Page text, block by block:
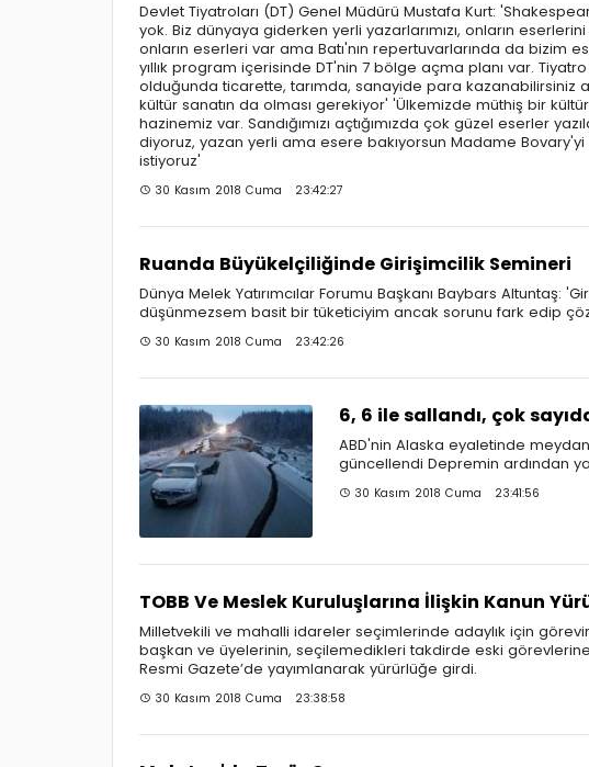
Devlet Tiyatroları (DT) Genel Müdürü Mustafa Kurt:
yok. Biz dünyaya giderken yerli yazarlarımızı, onların
onların eserleri var ama Batı'nın repertuvarlarında da bizim
yıllık program içerisinde DT'nin 7 bölge açma planı var.
olduğunda ticarette, tarımda, sanayide para kazanabilirsiniz
kültür sanatın da olması gerekiyor' 'Ülkemizde müthiş bir
hazinemiz var. Sandığımızı açtığımızda çok güzel eserler
diyoruz, yazan yerli ama esere bakıyorsun Madame Bovary'yi
istiyoruz'
30 Kasım 2018 Cuma 23:42:27
Ruanda Büyükelçiliğinde Girişimcilik Semineri
Dünya Melek Yatırımcılar Forumu Başkanı Baybars Altuntaş:
düşünmezsem basit bir tüketiciyim ancak sorunu fark edip
30 Kasım 2018 Cuma 23:42:26
6, 6 ile sallandı, çok
ABD'nin Alaska eyaletinde
güncellendi Depremin ardından
30 Kasım 2018 Cuma 23:41:56
TOBB Ve Meslek Kuruluşlarına İlişkin Kanun
Milletvekili ve mahalli idareler seçimlerinde adaylık için
başkan ve üyelerinin, seçilemedikleri takdirde eski
Resmi Gazete’de yayımlanarak yürürlüğe girdi.
30 Kasım 2018 Cuma 23:38:58